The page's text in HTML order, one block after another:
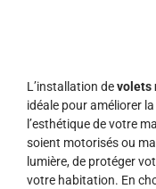
L’installation devolets
idéale pour améliorer
l’esthétique de votre
soient motorisés ou
lumière, de protéger
votre habitation. En